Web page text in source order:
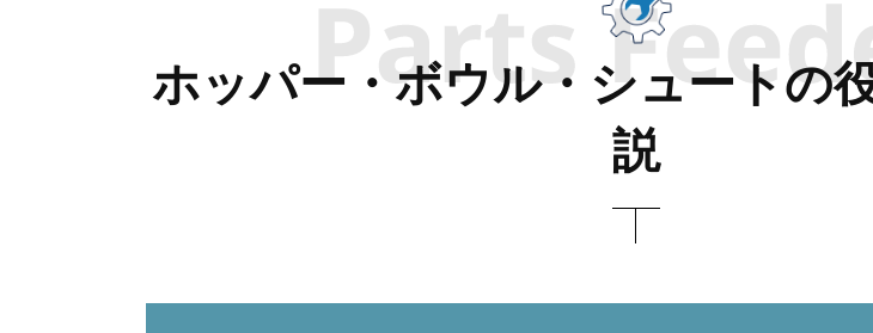
ホッパー・ボウル・シュートの
説